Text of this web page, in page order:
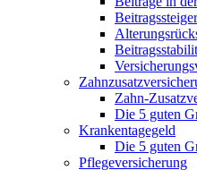
Zahn-
Die 5 guten
Krankentagegeld
Die 5 guten
Pflegeversicherung